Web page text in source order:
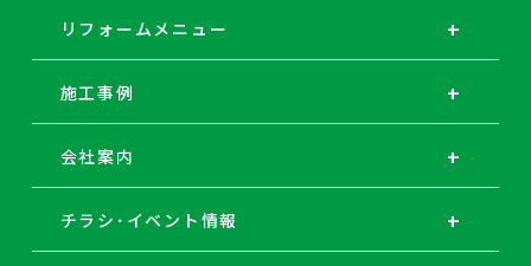
リフォームメニュー
施工事例
会社案内
チラシ･イベント情報